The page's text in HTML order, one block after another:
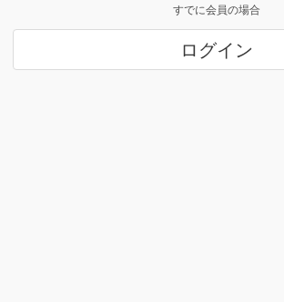
すでに会員の場合
ログイン